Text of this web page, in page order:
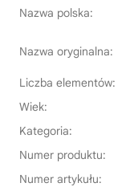
Nazwa polska:
Nazwa oryginalna:
Liczba elementów:
Wiek:
Kategoria:
Numer produktu:
Numer artykułu: